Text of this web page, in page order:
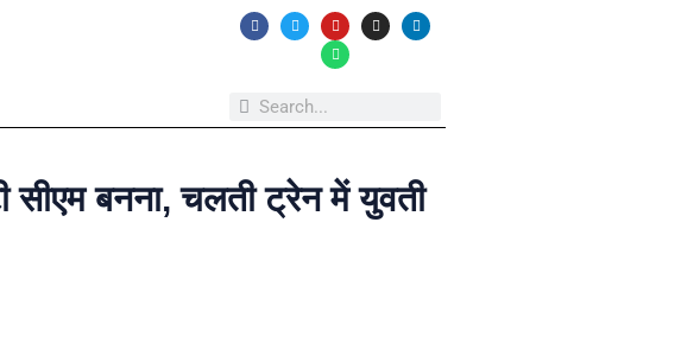
बनना, चलती ट्रेन में युवती